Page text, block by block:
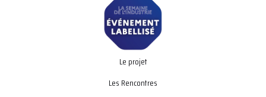
Le projet
Les Rencontres